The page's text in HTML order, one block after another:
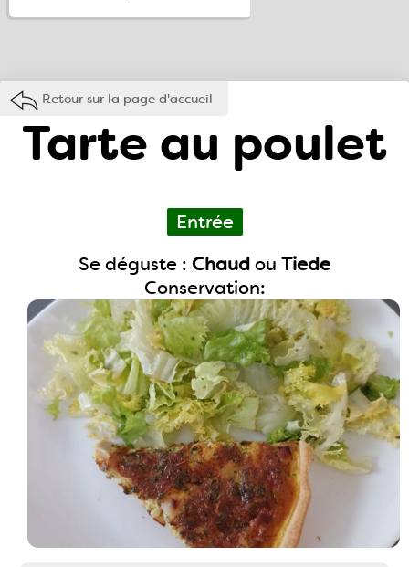
Retour sur la page d'accueil
Tarte au poulet
Entrée
Se déguste : Chaudou Tiede
Conservation: